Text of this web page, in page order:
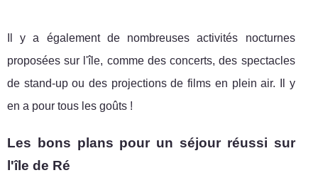
Il y a également de nombreuses activités nocturnes
proposées sur l'île, comme des concerts, des spectacles
de stand-up ou des projections de films en plein air. Il y
en a pour tous les goûts !
Les bons plans pour un séjour réussi sur
l'île de Ré